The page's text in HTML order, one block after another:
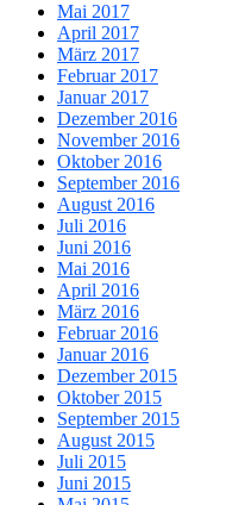
Mai 2017
April 2017
März 2017
Februar 2017
Januar 2017
Dezember 2016
November 2016
Oktober 2016
September 2016
August 2016
Juli 2016
Juni 2016
Mai 2016
April 2016
März 2016
Februar 2016
Januar 2016
Dezember 2015
Oktober 2015
September 2015
August 2015
Juli 2015
Juni 2015